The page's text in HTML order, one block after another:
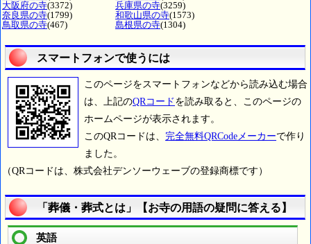
大阪府の寺(3372) 兵庫県の寺(3259)
奈良県の寺(1799) 和歌山県の寺(1573)
鳥取県の寺(467) 島根県の寺(1304)
スマートフォンで使うには
このページをスマートフォンなどから読み込む場合
は、上記のQRコード を読み取ると、このページの
ホームページが表示されます。
このQRコードは、 完全無料QRCodeメーカーで作り
ました。
（QRコードは、株式会社デンソーウェーブの登録商標です）
「葬儀・葬式とは」【お寺の用語の疑問に答える】
英語